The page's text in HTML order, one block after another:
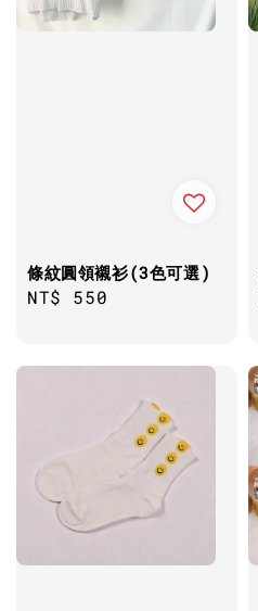
條紋圓領襯衫(3色可選)
Regular
NT$ 550